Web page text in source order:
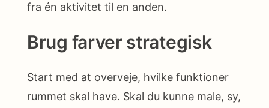
fra én aktivitet til en anden.
Brug farver strategisk
Start med at overveje, hvilke funktioner
rummet skal have. Skal du kunne male, sy,